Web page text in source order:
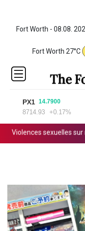
Fort Worth - 08.08.
Fort Worth 27°C
PX1 14.7900
8714.93 +0.17%
sexuelles sur